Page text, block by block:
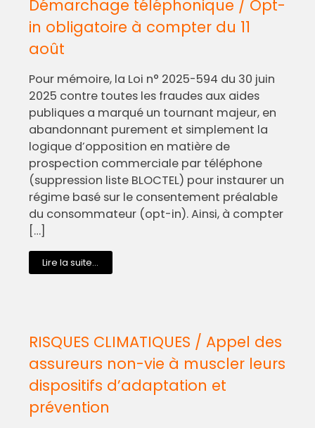
Démarchage téléphonique / Opt-
in obligatoire à compter du 11
août
Pour mémoire, la Loi n° 2025-594 du 30 juin
2025 contre toutes les fraudes aux aides
publiques a marqué un tournant majeur, en
abandonnant purement et simplement la
logique d’opposition en matière de
prospection commerciale par téléphone
(suppression liste BLOCTEL) pour instaurer un
régime basé sur le consentement préalable
du consommateur (opt-in). Ainsi, à compter
[…]
Lire la suite...
RISQUES CLIMATIQUES / Appel des
assureurs non-vie à muscler leurs
dispositifs d’adaptation et
prévention